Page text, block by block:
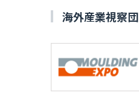
海外産業視察団